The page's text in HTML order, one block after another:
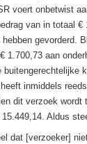
voert onbetwist
van in totaal €
gevorderd.
1.700,73 aan
buitengerechtelijke
inmiddels
dit verzoek wordt
Aldus
dat [verzoeker]